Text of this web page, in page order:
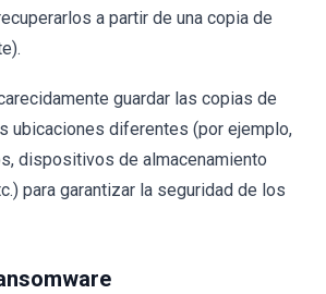
a partir de una copia de
guardar las copias de
ubicaciones diferentes (por ejemplo,
dispositivos de almacenamiento
para garantizar la seguridad de los